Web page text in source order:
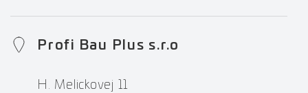
Profi Bau Plus s.r.o
H. Melickovej 11